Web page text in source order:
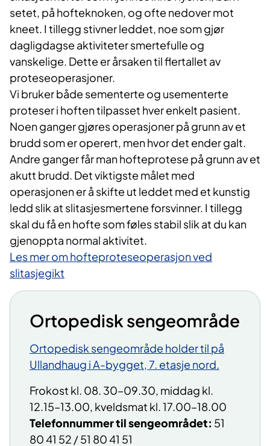
setet, på hofteknoken, og ofte nedover mot
kneet. I tillegg stivner leddet, noe som gjør
dagligdagse aktiviteter smertefulle og
vanskelige. Dette er årsaken til flertallet av
proteseoperasjoner.
Vi bruker både sementerte og usementerte
proteser i hoften tilpasset hver enkelt pasient.
Noen ganger gjøres operasjoner på grunn av et
brudd som er operert, men hvor det ender galt.
Andre ganger får man​ hofteprotese på grunn av et
akutt brudd. Det viktigste målet med
operasjonen er å skifte ut leddet med et kunstig
ledd slik at slitasjesmertene forsvinner. I tillegg
skal du få en hofte som føles stabil slik at du kan
gjenoppta normal aktivitet.
Les mer om hofteproteseoperasjon ved
slitasjegikt
Ortopedisk sengeområde
Ortopedisk sengeområde holder til på
Ullandhaug i A-bygget, 7. etasje nord.
Frokost kl. 08. 30–09.30, middag kl.
12.15–13.00, kveldsmat kl. 17.00–18.00
Telefonnummer til sengeområdet: 51
80 41 52 / 51 80 41 51